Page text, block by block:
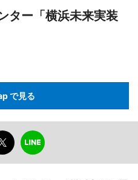
ター「横浜未来実装
で見る